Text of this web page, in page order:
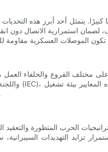
يتمثل أحد أبرز هذه
استمرارية الاتصال دون
مختلف الفروع والحلفاء
سهلة الاستخدام، مما يُقلّل من التعقيدات اللوجستية ويُسرّع عمليات الإصلاح أو الاستبدال أثناء المهام.
الحرب المتطورة
تزايد التهديدات